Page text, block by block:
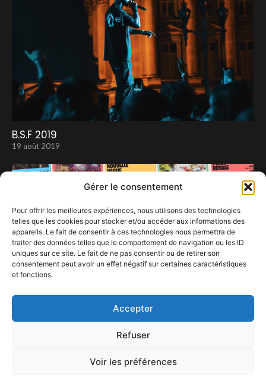
Gérer le consentement
Pour offrir les meilleures expériences, nous utilisons des technologies
telles que les cookies pour stocker et/ou accéder aux informations des
appareils. Le fait de consentir à ces technologies nous permettra de
traiter des données telles que le comportement de navigation ou les ID
uniques sur ce site. Le fait de ne pas consentir ou de retirer son
consentement peut avoir un effet négatif sur certaines caractéristiques
et fonctions.
Accepter
Refuser
Voir les préférences
B.S.F 2019
19 août 2019
3 novembre 2025